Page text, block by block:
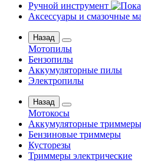
Ручной инструмент
Аксессуары и смазочные
Назад
Мотопилы
Бензопилы
Аккумуляторные пилы
Электропилы
Назад
Мотокосы
Аккумуляторные триммеры
Бензиновые триммеры
Кусторезы
Триммеры электрические